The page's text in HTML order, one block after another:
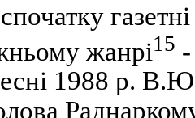
жанрi15
1988 р.